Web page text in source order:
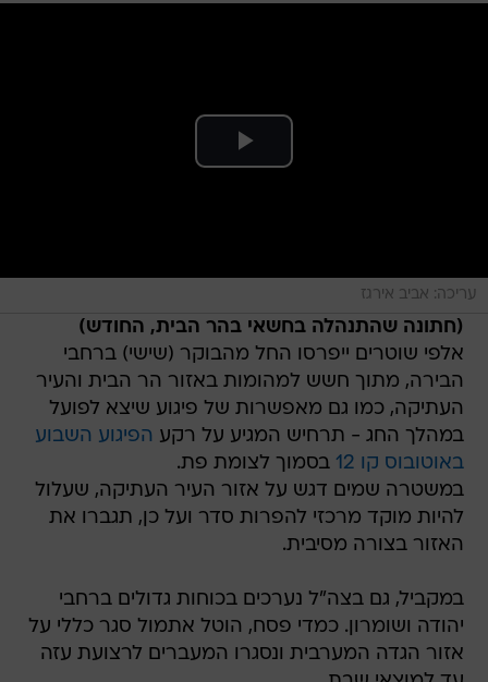
עריכה: אביב אירגז
(חתונה שהתנהלה בחשאי בהר הבית, החודש)
אלפי שוטרים ייפרסו החל מהבוקר (שישי) ברחבי
הבירה, מתוך חשש למהומות באזור הר הבית והעיר
העתיקה, כמו גם מאפשרות של פיגוע שיצא לפועל
במהלך החג - תרחיש המגיע על רקע הפיגוע השבוע
באוטובוס קו 12
בסמוך לצומת פת.
במשטרה שמים דגש על אזור העיר העתיקה, שעלול
להיות מוקד מרכזי להפרות סדר ועל כן, תגברו את
האזור בצורה מסיבית.
במקביל, גם בצה"ל נערכים בכוחות גדולים ברחבי
יהודה ושומרון. כמדי פסח, הוטל אתמול סגר כללי על
אזור הגדה המערבית ונסגרו המעברים לרצועת עזה